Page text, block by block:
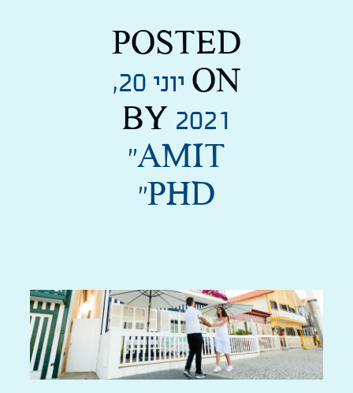
POSTED
ON
יוני 20,
2021
BY
''AMIT
PHD''